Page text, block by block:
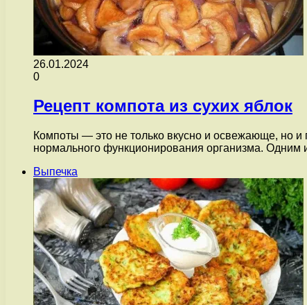
26.01.2024
0
Рецепт компота из сухих яблок
Компоты — это не только вкусно и освежающе, но
нормального функционирования организма.
Выпечка